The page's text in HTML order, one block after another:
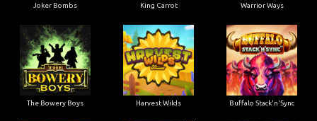
Joker Bombs King Carrot Warrior Ways
The Bowery Boys Harvest Wilds Buffalo Stack'n'Sync